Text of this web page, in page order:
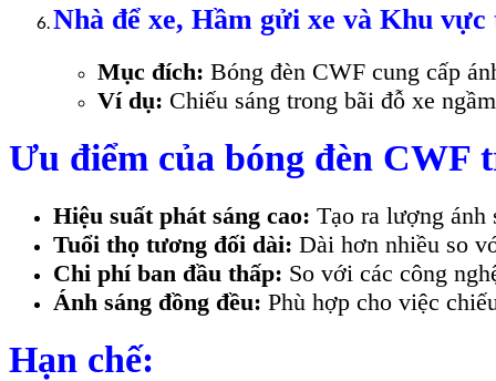
Nhà để xe, Hầm gửi xe và Khu vực
Mục đích: Bóng đèn CWF cung cấp
Ví dụ: Chiếu sáng trong bãi đỗ xe
Ưu điểm của bóng đèn CWF
Hiệu suất phát sáng cao: Tạo ra lượng ánh
Tuổi thọ tương đối dài: Dài hơn nhiều so
Chi phí ban đầu thấp: So với các công
Ánh sáng đồng đều: Phù hợp cho việc
Hạn chế: